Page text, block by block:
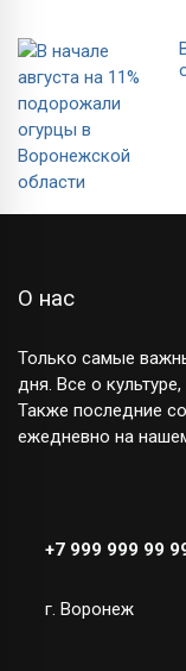
О нас
Только самые
дня. Все о
Также последние
ежедневно на
+7 999 999 99
г. Воронеж